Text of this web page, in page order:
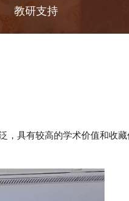
教研支持
，具有较高的学术价值和收藏